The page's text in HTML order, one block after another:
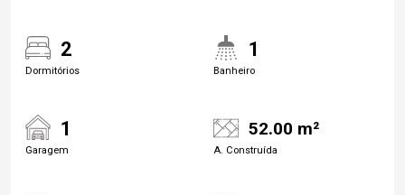
2
Dormitórios
1
Banheiro
1
Garagem
52.00 m²
A. Construída